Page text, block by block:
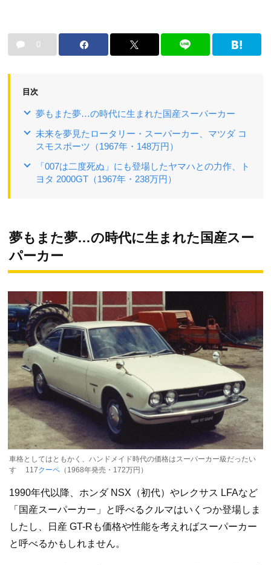
0
目次
夢もまた夢…の時代に生まれた国産スーパーカー
未来を夢見たロータリー・スーパーカー、マツダ コ
スモスポーツ（1967年・148万円）
「007は二度死ぬ」にも登場したヤマハとの力作、ト
ヨタ 2000GT（1967年・238万円）
夢もまた夢…の時代に生まれた国産スー
パーカー
車格としてはともかく、ハンドメイド時代の価格はスーパーカー級だったい
すゞ 117クーペ （1968年発売・172万円）
1990年代以降、ホンダ NSX（初代）やレクサス LFAなど
「国産スーパーカー」と呼べるクルマはいくつか登場しま
したし、日産 GT-Rも価格や性能を考えればスーパーカー
と呼べるかもしれません。